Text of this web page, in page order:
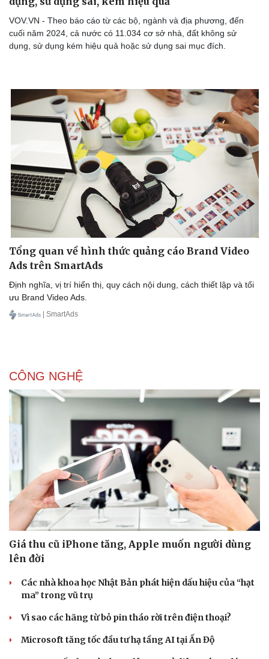
Doanh nghiệp
Thông tin doanh nghiệp
Doanh nghiệp 24h
Vì cộng đồng
Tin Công nghệ
Trải nghiệm
Chuyển đổi số
VOV.VN - Theo báo cáo từ các bộ, ngành và địa phương, đến
cuối năm 2024, cả nước có 11.034 cơ sở nhà, đất không sử
dụng, sử dụng kém hiệu quả hoặc sử dụng sai mục đích.
Tổng quan về hình thức quảng cáo Brand Video
Ads trên SmartAds
Định nghĩa, vị trí hiển thị, quy cách nội dung, cách thiết lập và tối
ưu Brand Video Ads.
| SmartAds
CÔNG NGHỆ
Giá thu cũ iPhone tăng, Apple muốn người dùng
lên đời
Các nhà khoa học Nhật Bản phát hiện dấu hiệu của “hạt
ma” trong vũ trụ
Vì sao các hãng từ bỏ pin tháo rời trên điện thoại?
Microsoft tăng tốc đầu tư hạ tầng AI tại Ấn Độ